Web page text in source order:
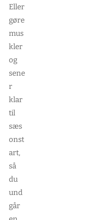
Eller
gøre
mus
kler
og
sene
r
klar
til
sæs
onst
art,
så
du
und
går